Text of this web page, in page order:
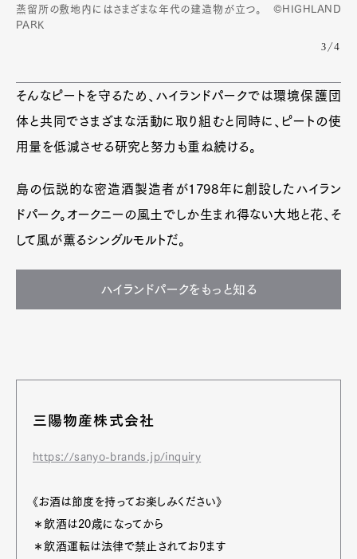
蒸留所の敷地内にはさまざまな年代の建造物が立つ。 ©HIGHLAND
PARK
3/4
そんなピートを守るため、ハイランドパークでは環境保護団
体と共同でさまざまな活動に取り組むと同時に、ピートの使
用量を低減させる研究と努力も重ね続ける。
島の伝説的な密造酒製造者が1798年に創設したハイラン
ドパーク。オークニーの風土でしか生まれ得ない大地と花、そ
して風が薫るシングルモルトだ。
ハイランドパークをもっと知る
三陽物産株式会社
https://sanyo-brands.jp/inquiry
《お酒は節度を持ってお楽しみください》
＊飲酒は20歳になってから
＊飲酒運転は法律で禁止されております